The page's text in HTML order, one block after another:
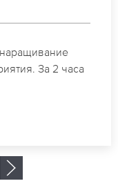
наращиванию
результат.